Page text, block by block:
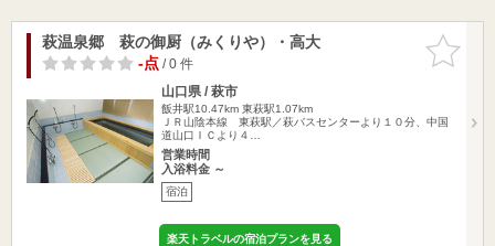
お気に入
りに追加
萩温泉郷 萩の御厨（みくりや）・高大
-点/ 0 件
山口県 / 萩市
飯井駅10.47km 東萩駅1.07km
ＪＲ山陰本線 東萩駅／萩バスセンターより１０分、中国
道山口ＩＣより４…
営業時間
入浴料金 ～
宿泊
楽天トラベルの宿泊プランを見る